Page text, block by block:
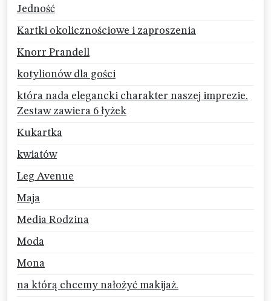
Jedność
Kartki okolicznościowe i zaproszenia
Knorr Prandell
kotylionów dla gości
która nada elegancki charakter naszej imprezie.
Zestaw zawiera 6 łyżek
Kukartka
kwiatów
Leg Avenue
Maja
Media Rodzina
Moda
Mona
na którą chcemy nałożyć makijaż.